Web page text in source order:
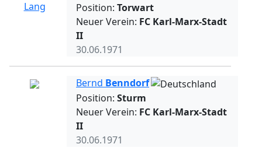
Position: Torwart
Neuer Verein: FC Karl-Marx-Stadt
II
30.06.1971
Bernd Benndorf
Position: Sturm
Neuer Verein: FC Karl-Marx-Stadt
II
30.06.1971